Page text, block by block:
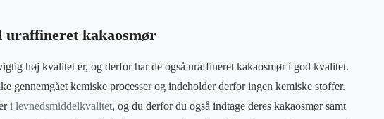
uraffineret kakaosmør
høj kvalitet er, og derfor har de også uraffineret kakaosmør i god kvalitet.
gennemgået kemiske processer og indeholder derfor ingen kemiske stoffer.
i levnedsmiddelkvalitet, og du derfor du også indtage deres kakaosmør samt